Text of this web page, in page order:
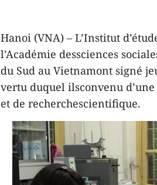
Hanoi (VNA) – L’Institut
l’Académie dessciences
du Sud au Vietnamont signé
vertu duquel ilsconvenu
et de recherchescientifique.